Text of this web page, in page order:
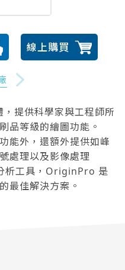
線上購買
提供科學家與工程師所
品等級的繪圖功能。
外，還額外提供如峰
處理以及影像處理
工具，OriginPro 是
最佳解決方案。